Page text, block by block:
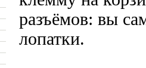
разъёмов: вы
лопатки.